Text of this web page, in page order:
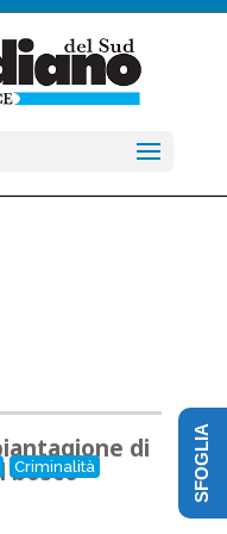
Criminalità
di
bosco SFOGLIA